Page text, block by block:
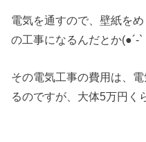
電気を通すので、壁紙を
の工事になるんだとか(●︎´-`
その電気工事の費用は、
るのですが、大体5万円く